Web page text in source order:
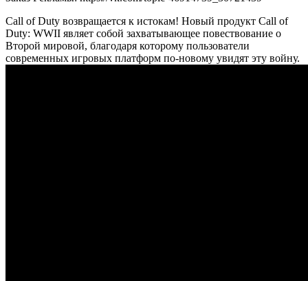
Call of Duty возвращается к истокам! Новый продукт Call of
Duty: WWII являет собой захватывающее повествование о
Второй мировой, благодаря которому пользователи
современных игровых платформ по-новому увидят эту войну.